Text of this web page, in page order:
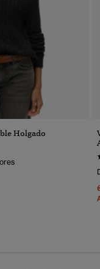
Holgado